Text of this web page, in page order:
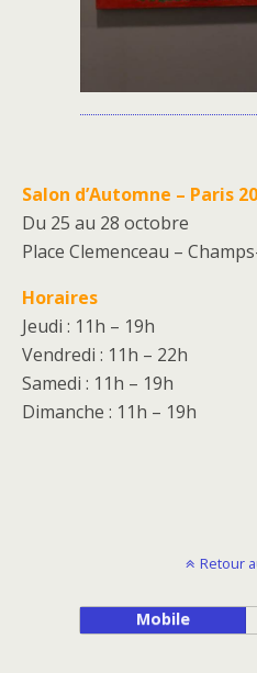
Salon d’Automne – Paris
Du 25 au 28 octobre
Place Clemenceau –
Horaires
Jeudi : 11h – 19h
Vendredi : 11h – 22h
Samedi : 11h – 19h
Dimanche : 11h – 19h
Retour
Mobile